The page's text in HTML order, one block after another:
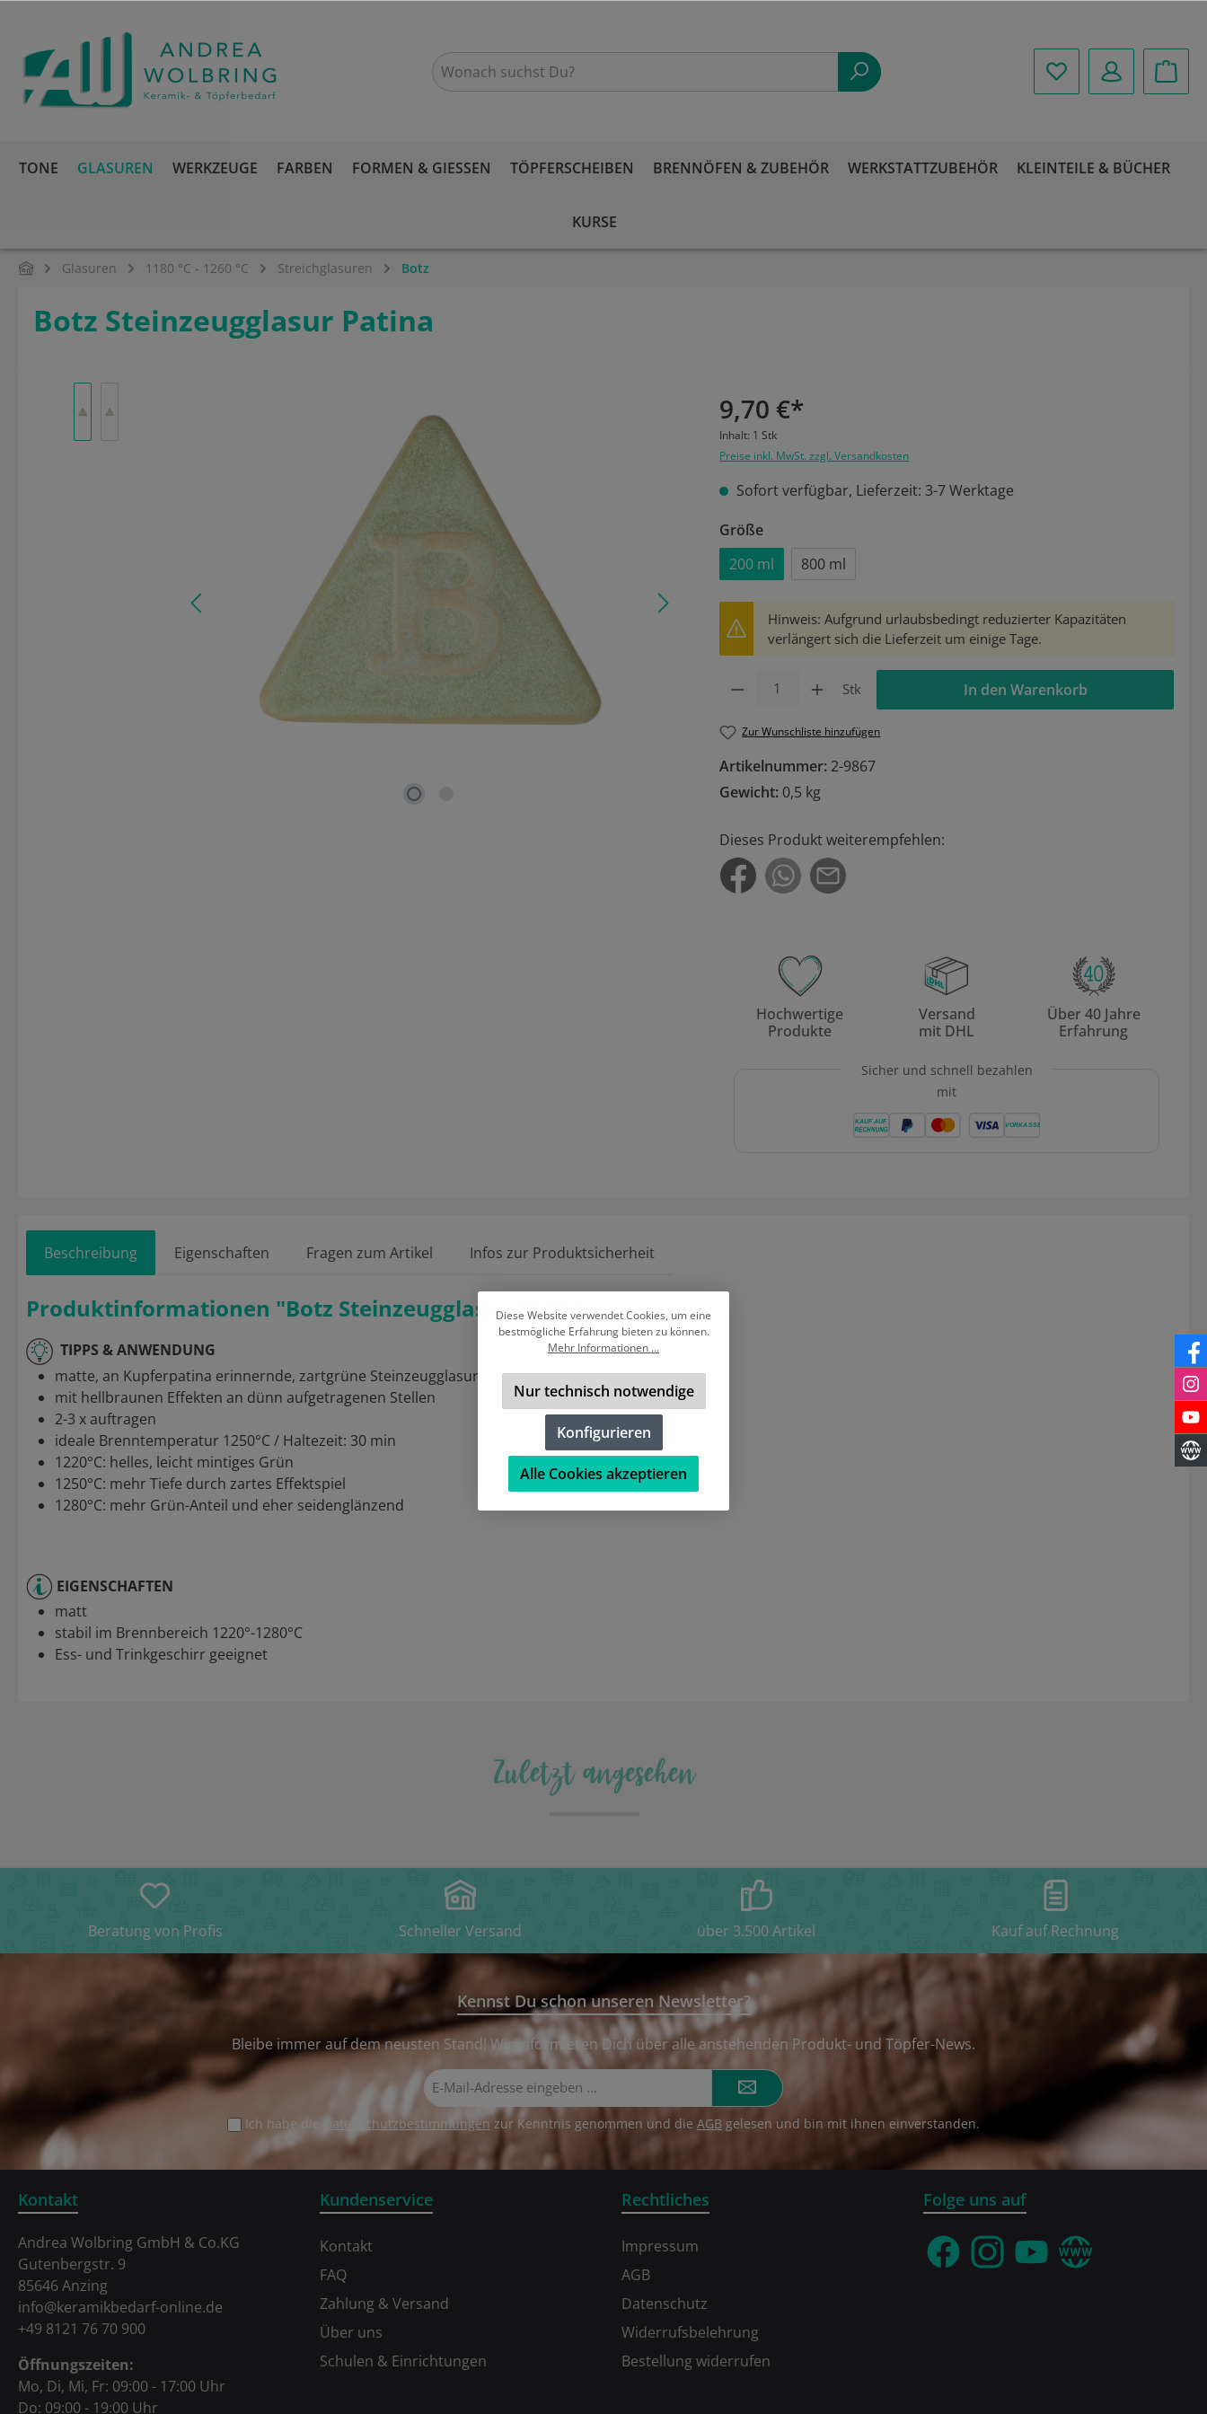
TONE GLASUREN WERKZEUGE FARBEN FORMEN & GIESSEN TÖPFERSCHEIBEN BRENNÖFEN & ZUBEHÖR WERKSTATTZUBEHÖR KLEINTEILE & BÜCHER
KURSE
Glasuren 1180 °C - 1260 °C Streichglasuren Botz
Botz Steinzeugglasur Patina
9,70 €*
Inhalt: 1 Stk
Preise inkl. MwSt. zzgl. Versandkosten
Sofort verfügbar, Lieferzeit: 3-7 Werktage
Größeauswählen
200 ml
800 ml
Hinweis: Aufgrund urlaubsbedingt reduzierter Kapazitäten
verlängert sich die Lieferzeit um einige Tage.
Stk In den Warenkorb
Zur Wunschliste hinzufügen
Artikelnummer: 2-9867
Gewicht: 0,5 kg
Dieses Produkt weiterempfehlen:
Hochwertige
Produkte
Versand
mit DHL
Über 40 Jahre
Erfahrung
Sicher und schnell bezahlen
mit
Beschreibung Eigenschaften Fragen zum Artikel Infos zur Produktsicherheit
Produktinformationen "Botz Steinzeugglasur Patina "
TIPPS & ANWENDUNG
matte, an Kupferpatina erinnernde, zartgrüne Steinzeugglasur
mit hellbraunen Effekten an dünn aufgetragenen Stellen
2-3 x auftragen
ideale Brenntemperatur 1250°C / Haltezeit: 30 min
1220°C: helles, leicht mintiges Grün
1250°C: mehr Tiefe durch zartes Effektspiel
1280°C: mehr Grün-Anteil und eher seidenglänzend
EIGENSCHAFTEN
matt
stabil im Brennbereich 1220°-1280°C
Ess- und Trinkgeschirr geeignet
Zuletzt angesehen
Beratung von Profis Schneller Versand über 3.500 Artikel Kauf auf Rechnung
Kennst Du schon unseren Newsletter?
Bleibe immer auf dem neusten Stand! Wir informieren Dich über alle anstehenden Produkt- und Töpfer-News.
Mail-
Adresse*
Ich habe die Datenschutzbestimmungen zur Kenntnis genommen und die AGB gelesen und bin mit ihnen einverstanden.
Kundenservice
Kontakt
FAQ
Zahlung & Versand
Über uns
Schulen & Einrichtungen
Rechtliches
Impressum
AGB
Datenschutz
Widerrufsbelehrung
Bestellung widerrufen
Kontakt
Andrea Wolbring GmbH & Co.KG
Gutenbergstr. 9
85646 Anzing
info@keramikbedarf-online.de
+49 8121 76 70 900
Öffnungszeiten:
Mo, Di, Mi, Fr: 09:00 - 17:00 Uhr
Do: 09:00 - 19:00 Uhr
Folge uns auf
FacebookInstagramYouTubeWebseite
Diese Website verwendet Cookies, um eine
bestmögliche Erfahrung bieten zu können.
Mehr Informationen ...
Nur technisch notwendige
Konfigurieren
Alle Cookies akzeptieren